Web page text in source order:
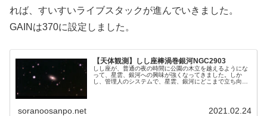
れば、すいすいライブスタックが進んでいきました。
GAINは370に設定しました。
【天体観測】しし座棒渦巻銀河NGC2903
しし座が、普通の夜の時間に公園の木立を越えるようにな
って、星雲、銀河への興味が強くなってきました。しか
し、管理人のシステムで、星雲、銀河にどこまで立ち向か
soranoosanpo.net 2021.02.24